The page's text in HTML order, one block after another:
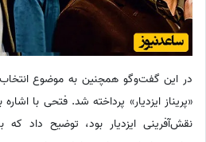
در این گفت‌وگو همچنین به موضوع
«پریناز ایزدیار» پرداخته شد. فتحی با
نقش‌آفرینی ایزدیار بود، توضیح داد